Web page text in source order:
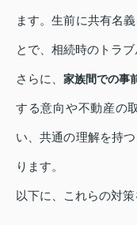
ます。生前に共有名
とで、相続時のトラ
さらに、 家族間での事
する意向や不動産の
い、共通の理解を持
ります。
以下に、これらの対